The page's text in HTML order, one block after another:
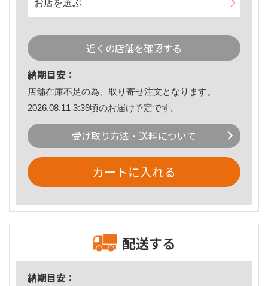
お店を選ぶ
近くの店舗を確認する
納期目安：
店舗在庫不足の為、取り寄せ注文となります。
2026.08.11 3:39頃のお届け予定です。
受け取り方法・送料について
カートに入れる
配送する
納期目安：